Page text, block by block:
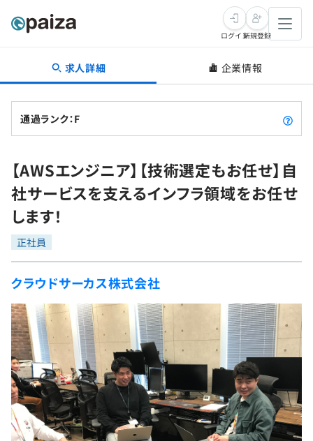
転職・キャリア
転職成功ガイド
転職エージェント
インタビュー
転職成功ガイド
新卒就活
求人検索
本選考
インターン
新卒エージェント
イベント・セミナー
インタビュー
就活成功ガイド
学習
問題集
4択課題
ナレッジ
リファレンス
プラン
個人向けプラン
プログラミング言語
評価結果一覧
再チャレンジ結果一覧
ゲーム・マンガ
Tech Team Journal
paiza times
note
paizaとは？
ログイン新規登録
求人詳細 企業情報
通過ランク：F
【AWSエンジニア】【技術選定もお任せ】自
社サービスを支えるインフラ領域をお任せ
します！
正社員
クラウドサーカス株式会社